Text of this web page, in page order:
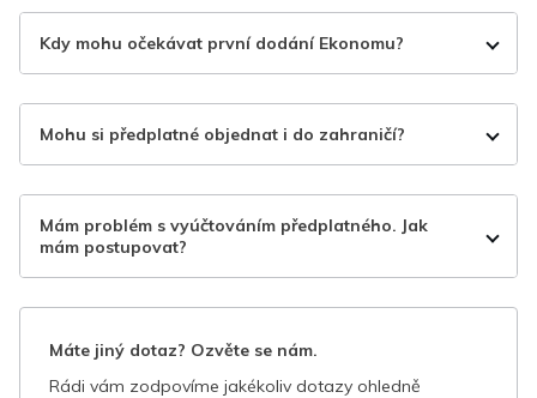
Kdy mohu očekávat první dodání Ekonomu?
Mohu si předplatné objednat i do zahraničí?
Mám problém s vyúčtováním předplatného. Jak
mám postupovat?
Máte jiný dotaz? Ozvěte se nám.
Rádi vám zodpovíme jakékoliv dotazy ohledně